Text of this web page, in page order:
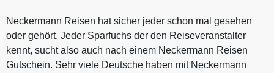
Ihnen damit bis zu 700 Hotels zur Wahl, darunter auch
Häuser von Iberostar, Sol, Alua Sun, Bahia und Kempinski.
Anfang 2024 wurde das Fernstrecken-Portfolio ausgebaut
und Neckermann Reisen bietet jetzt auch Reisen nach
Neckermann Reisen hat sicher jeder schon mal gesehen
oder gehört. Jeder Sparfuchs der den Reiseveranstalter
kennt, sucht also auch nach einem Neckermann Reisen
Gutschein. Sehr viele Deutsche haben mit Neckermann